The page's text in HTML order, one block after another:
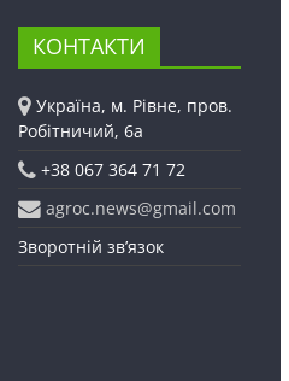
КОНТАКТИ
Україна, м. Рівне, пров.
Робітничий, 6а
+38 067 364 71 72
agroc.news@gmail.com
Зворотній зв’язок